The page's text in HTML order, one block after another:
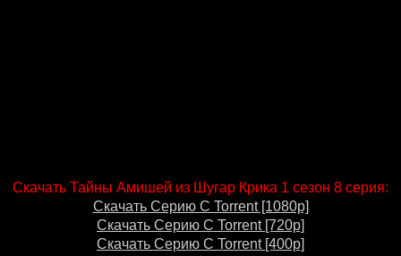
Скачать Тайны Амишей из Шугар Крика 1 сезон 8 серия:
Скачать Серию С Torrent [1080p]
Скачать Серию С Torrent [720p]
Скачать Серию С Torrent [400p]